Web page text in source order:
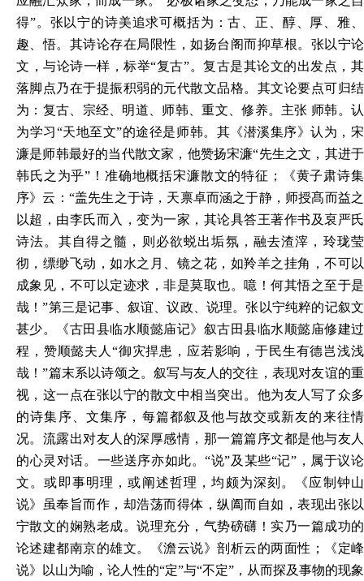
得”。张以宁的诗美追求可概括为：古、正、醇、厚、雅、
趣、悟。其诗论存在局限性，如扬台阁而抑草根。张以宁论
文，与论诗一样，标举“复古”。复古是其论文的出发点，其
落脚点乃在于提振积弱的元代散文品格。其文论要点可归结
为：复古、宗经、明道、师韩、重文、修养。主张 师韩。认
为学习“天地至文”的途径是师韩。其《潜溪集序》认为，宋
濂是师韩最好的当代散文家，他赞扬宋濂“先生之文，其进于
韩氏之为乎”！准确地概括宋濂散文的特征；《黄子肃诗集
序》云：“盖先生之于诗，天禀卓而涵之于静，师授髙而益之
以超，由李氏而入，变为一家，其论具答王著作书及裒严氏
诗法。其自得之髓，则必欲蜕出垢氛，融去渣滓，玲珑莹
彻，缥缈飞动，如水之月、镜之花，如羚羊之挂角，不可以
成象见，不可以定迹求，非是莫取也。噫！何其悟之至于是
哉！”第三是记事、叙谊、议政、说理。张以宁纯粹的记叙文
甚少。《古田县临水顺懿庙记》叙古田县临水顺懿庙修建过
程，赞顺懿夫人“御灾捍患，应若影响，于民生有德岂浅浅
哉！”篇末系以诗颂之。叙写与友人的交往，表现对友谊的重
视，这一点在张以宁的散文中相当突出。他为友人写了众多
的诗集序、文集序，每篇都叙及他与故交或新友的来往情
况。流露出对友人的深厚感情，那一篇篇序文都是他与友人
的心灵对话。一些送序亦如此。“说”及某些“记”，属于议论
文。或即事明理，或阐述哲理，均颇为深刻。《应制钟山
说》虽奉旨而作，却浩荡而得体，纵阖而自如，表现出张以
宁散文的娴熟老成。说理充分，气势磅礴！实乃一篇成功的
论述建都南京的雄文。《澹云说》剖析云的两面性；《定峰
说》以山为喻，论人性的“定”与“不定”，从而探及事物的现象